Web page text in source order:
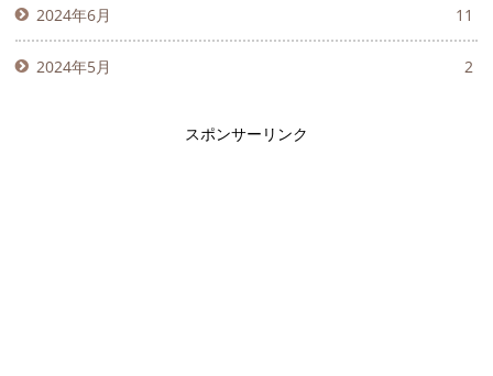
2024年6月 11
2024年5月 2
スポンサーリンク